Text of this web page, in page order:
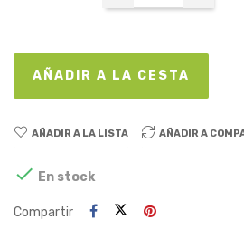
AÑADIR A LA CESTA
AÑADIR A LA LISTA AÑADIR A
 En stock
Compartir